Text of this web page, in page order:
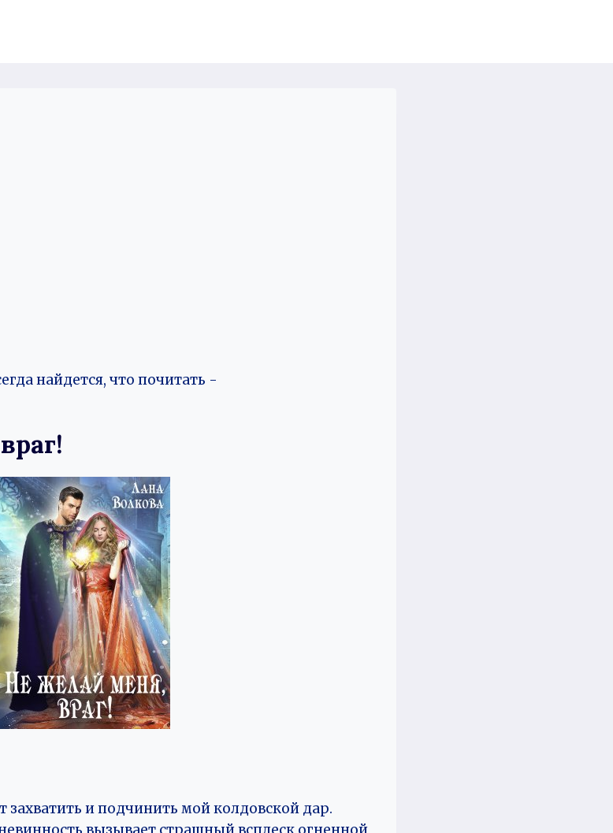
найдется, что почитать -
и подчинить мой колдовской дар.